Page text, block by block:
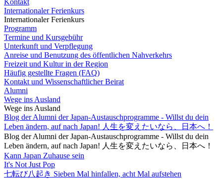
Kontakt
Internationaler Ferienkurs
Internationaler Ferienkurs
Programm
Termine und Kursgebühr
Unterkunft und Verpflegung
Anreise und Benutzung des öffentlichen Nahverkehrs
Freizeit und Kultur in der Region
Häufig gestellte Fragen (FAQ)
Kontakt und Wissenschaftlicher Beirat
Alumni
Wege ins Ausland
Wege ins Ausland
Blog der Alumni der Japan-Austauschprogramme - Willst du dein
Leben ändern, auf nach Japan! 人生を変えたいなら、日本へ！
Blog der Alumni der Japan-Austauschprogramme - Willst du dein
Leben ändern, auf nach Japan! 人生を変えたいなら、日本へ！
Kann Japan Zuhause sein
It's Not Just Pop
七転び八起き Sieben Mal hinfallen, acht Mal aufstehen